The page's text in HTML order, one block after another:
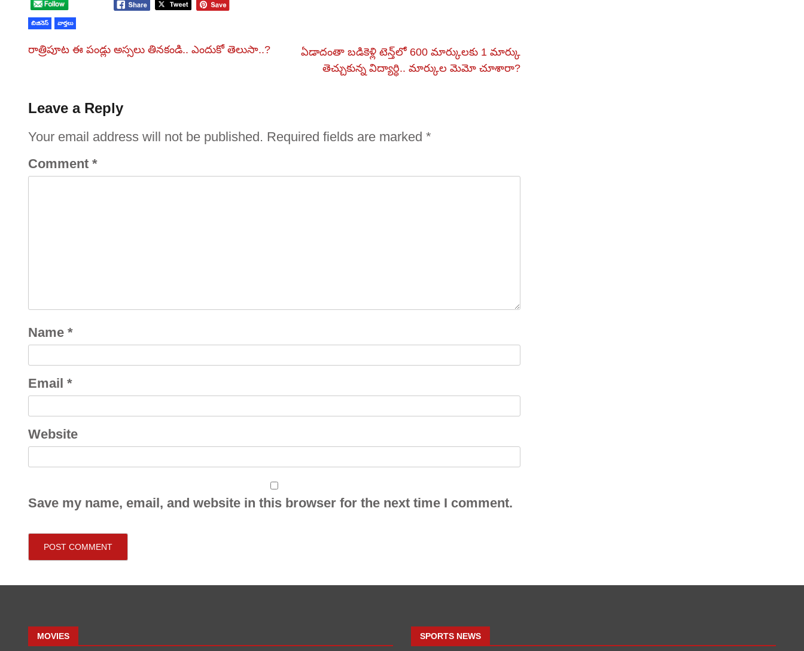
బిజినెస్ వార్తలు
రాత్రిపూట ఈ పండ్లు అస్సలు తినకండి.. ఎందుకో తెలుసా..?
ఏడాదంతా బడికెళ్లి టెన్త్‌లో 600 మార్కులకు 1 మార్కు
తెచ్చుకున్న విద్యార్ధి.. మార్కుల మెమో చూశారా?
Leave a Reply
Your email address will not be published. Required fields are marked *
Comment *
Name *
Email *
Website
Save my name, email, and website in this browser for the next time I comment.
MOVIES SPORTS NEWS